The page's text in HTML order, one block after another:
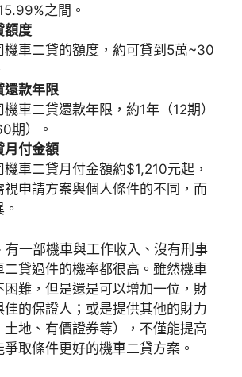
之間。
額度
機車二貸的額度，約可貸到5萬~30
還款年限
車二貸還款年限，約1年（12期）
期）。
月付金額
機車二貸月付金額約$1,210元起，
視申請方案與個人條件的不同，而
有一部機車與工作收入、沒有刑事
二貸過件的機率都很高。雖然機車
困難，但是還是可以增加一位，財
佳的保證人；或是提供其他的財力
地、有價證券等），不僅能提高
取條件更好的機車二貸方案。